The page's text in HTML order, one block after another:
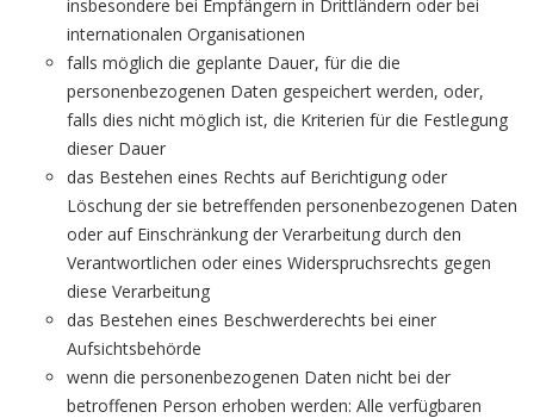
insbesondere bei Empfängern in Drittländern oder bei
internationalen Organisationen
falls möglich die geplante Dauer, für die die
personenbezogenen Daten gespeichert werden, oder,
falls dies nicht möglich ist, die Kriterien für die Festlegung
dieser Dauer
das Bestehen eines Rechts auf Berichtigung oder
Löschung der sie betreffenden personenbezogenen Daten
oder auf Einschränkung der Verarbeitung durch den
Verantwortlichen oder eines Widerspruchsrechts gegen
diese Verarbeitung
das Bestehen eines Beschwerderechts bei einer
Aufsichtsbehörde
wenn die personenbezogenen Daten nicht bei der
betroffenen Person erhoben werden: Alle verfügbaren